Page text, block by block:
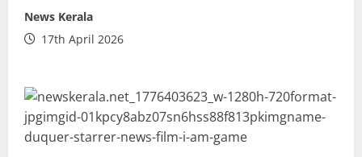
News Kerala
17th April 2026